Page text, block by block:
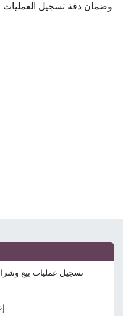
وضمان دقة تسجيل العمليات